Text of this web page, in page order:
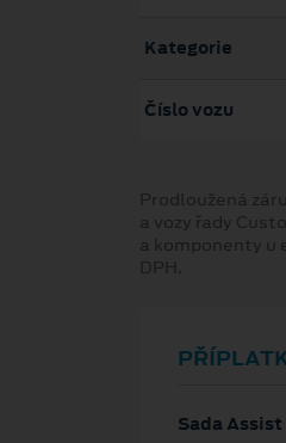
Kategorie
Číslo vozu
Prodloužená
a vozy řady
a komponenty u
DPH.
Sada Assist